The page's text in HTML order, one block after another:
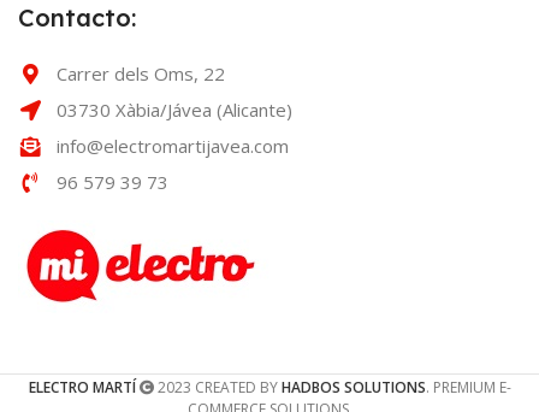
Contacto:
Carrer dels Oms, 22
03730 Xàbia/Jávea (Alicante)
info@electromartijavea.com
96 579 39 73
ELECTRO MARTÍ 2023 CREATED BYHADBOS SOLUTIONS. PREMIUM E-